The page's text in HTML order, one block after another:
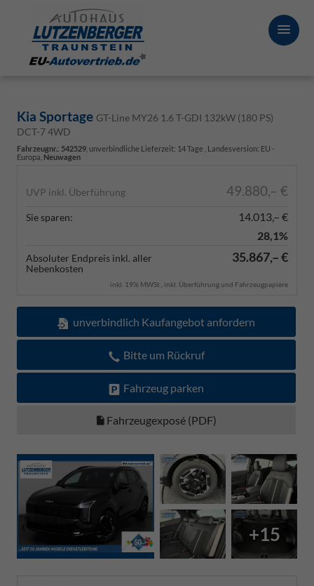
Kia Sportage GT-Line MY26 1.6 T-GDI 132kW (180 PS)
DCT-7 4WD
Fahrzeugnr.: 542529 , unverbindliche Lieferzeit: 14 Tage , Landesversion: EU -
Europa, Neuwagen
UVP inkl. Überführung 49.880,– €
Sie sparen:
14.013,– €
28,1%
Absoluter Endpreis inkl. aller
Nebenkosten
35.867,– €
inkl. 19% MWSt., inkl. Überführung und Fahrzeugpapiere
unverbindlich Kaufangebot anfordern
Bitte um Rückruf
Fahrzeug parken
Fahrzeugexposé (PDF)
+15